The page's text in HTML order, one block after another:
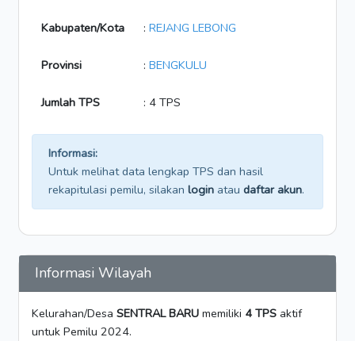
Kabupaten/Kota : REJANG LEBONG
Provinsi : BENGKULU
Jumlah TPS : 4 TPS
Informasi:
Untuk melihat data lengkap TPS dan hasil
rekapitulasi pemilu, silakan login atau daftar akun.
Informasi Wilayah
Kelurahan/Desa SENTRAL BARU memiliki 4 TPS aktif
untuk Pemilu 2024.